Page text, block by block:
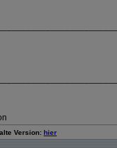
alte Version: hier